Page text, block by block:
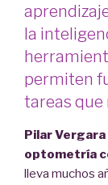
la
permiten
tareas que
Pilar Vergara
optometría
lleva muchos